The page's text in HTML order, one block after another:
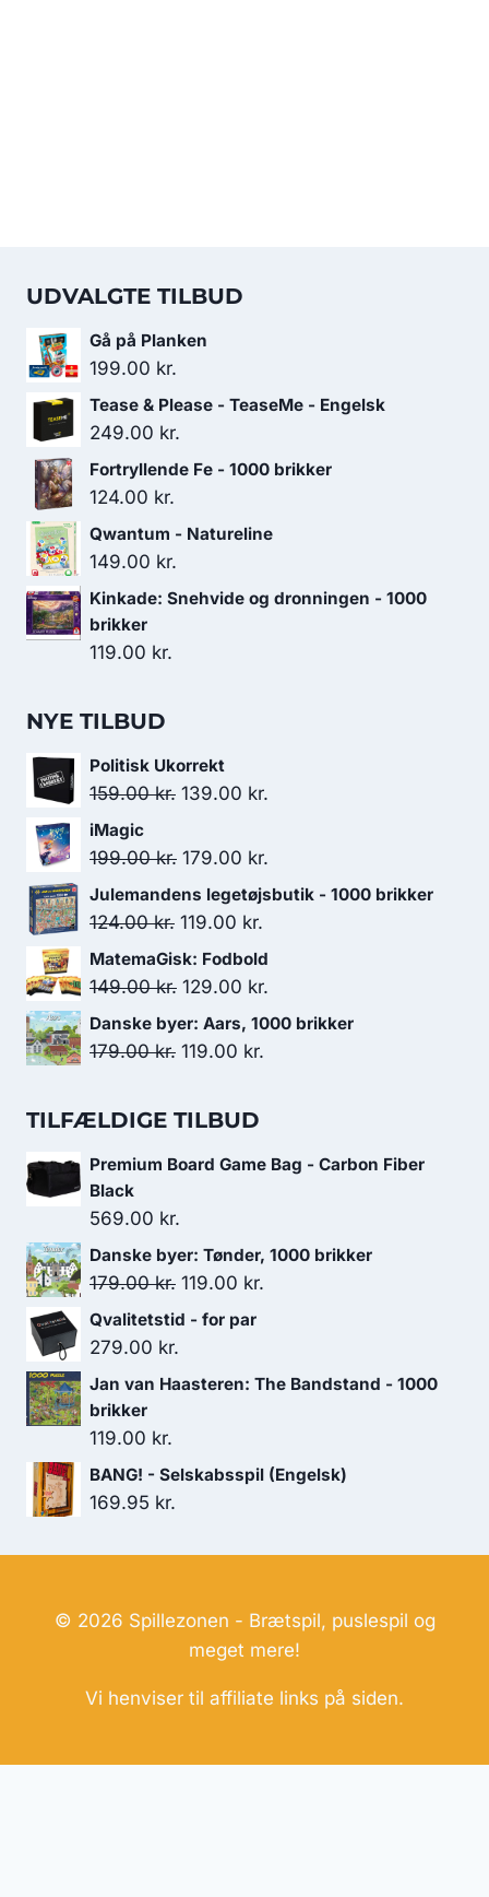
UDVALGTE TILBUD
Gå på Planken
199.00 kr.
Tease & Please - TeaseMe - Engelsk
249.00 kr.
Fortryllende Fe - 1000 brikker
124.00 kr.
Qwantum - Natureline
149.00 kr.
Kinkade: Snehvide og dronningen - 1000
brikker
119.00 kr.
NYE TILBUD
Politisk Ukorrekt
159.00kr. Den
pris
159.00 kr..
139.00 kr.
iMagic
199.00kr. Den
oprindelige
pris
199.00 kr..
179.00 kr.
aktuelle
Julemandens legetøjsbutik - 1000 brikker
124.00kr. Den
oprindelige
pris
124.00 kr..
119.00 kr.
aktuelle
pris
MatemaGisk: Fodbold
149.00kr. Den
oprindelige
pris
129.00 kr.
aktuelle
Danske byer: Aars, 1000 brikker
179.00kr. Den
pris
179.00 kr..
119.00 kr.
119.00 kr..
TILFÆLDIGE TILBUD
Premium Board Game Bag - Carbon Fiber
Black
569.00 kr.
Danske byer: Tønder, 1000 brikker
179.00kr. Den
oprindelige
119.00 kr.
Qvalitetstid - for par
279.00 kr.
Jan van Haasteren: The Bandstand - 1000
brikker
119.00 kr.
BANG! - Selskabsspil (Engelsk)
169.95 kr.
© 2026 Spillezonen - Brætspil, puslespil og
meget mere!
Vi henviser til affiliate links på siden.